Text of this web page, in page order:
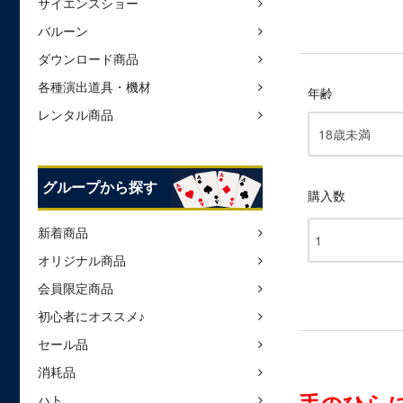
サイエンスショー
バルーン
ダウンロード商品
各種演出道具・機材
レンタル商品
グループから探す
新着商品
オリジナル商品
会員限定商品
初心者にオススメ♪
セール品
消耗品
年齢
購入数